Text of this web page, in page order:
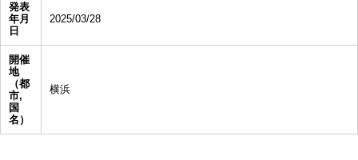
発表
年月
日
2025/03/28
開催
地
（都
市,
国
名）
横浜